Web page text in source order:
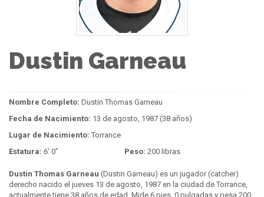
Dustin Garneau
Nombre Completo: Dustin Thomas Garneau
Fecha de Nacimiento: 13 de agosto, 1987 (38 años)
Lugar de Nacimiento: Torrance
Estatura: 6' 0" Peso: 200 libras
Dustin Thomas Garneau (Dustin Garneau) es un jugador (catcher)
derecho nacido el jueves 13 de agosto, 1987 en la ciudad de Torrance,
actualmente tiene 38 años de edad. Mide 6 pies, 0 pulgadas y pesa 200